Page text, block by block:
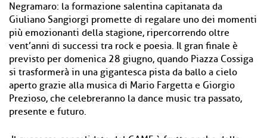
Negramaro: la formazione salentina capitanata da
Giuliano Sangiorgi promette di regalare uno dei momenti
più emozionanti della stagione, ripercorrendo oltre
vent’anni di successi tra rock e poesia. Il gran finale è
previsto per domenica 28 giugno, quando Piazza Cossiga
si trasformerà in una gigantesca pista da ballo a cielo
aperto grazie alla musica di Mario Fargetta e Giorgio
Prezioso, che celebreranno la dance music tra passato,
presente e futuro.